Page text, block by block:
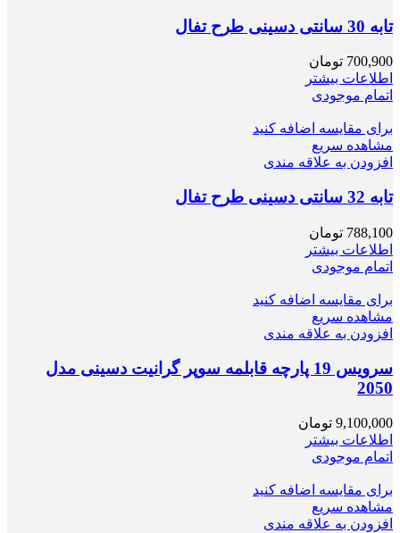
تابه 30 سانتی دسینی طرح تفال
700,900 تومان
اطلاعات بیشتر
اتمام موجودی
برای مقایسه اضافه کنید
مشاهده سریع
افزودن به علاقه مندی
تابه 32 سانتی دسینی طرح تفال
788,100 تومان
اطلاعات بیشتر
اتمام موجودی
برای مقایسه اضافه کنید
مشاهده سریع
افزودن به علاقه مندی
سرویس 19 پارچه قابلمه سوپر گرانيت دسینی مدل
2050
9,100,000 تومان
اطلاعات بیشتر
اتمام موجودی
برای مقایسه اضافه کنید
مشاهده سریع
افزودن به علاقه مندی